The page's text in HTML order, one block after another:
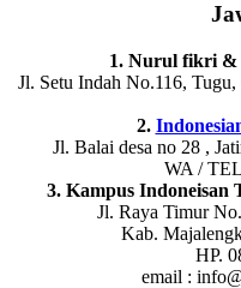
1. Nurul fikri &
Jl. Setu Indah No.116,
2.
Jl. Balai desa no 28 ,
WA /
3. Kampus Indoneisan
Jl. Raya Timur
Kab.
HP.
email :